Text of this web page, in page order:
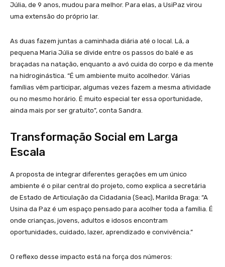
Júlia, de 9 anos, mudou para melhor. Para elas, a UsiPaz virou
uma extensão do próprio lar.
As duas fazem juntas a caminhada diária até o local. Lá, a
pequena Maria Júlia se divide entre os passos do balé e as
braçadas na natação, enquanto a avó cuida do corpo e da mente
na hidroginástica. “É um ambiente muito acolhedor. Várias
famílias vêm participar, algumas vezes fazem a mesma atividade
ou no mesmo horário. É muito especial ter essa oportunidade,
ainda mais por ser gratuito”, conta Sandra.
Transformação Social em Larga
Escala
A proposta de integrar diferentes gerações em um único
ambiente é o pilar central do projeto, como explica a secretária
de Estado de Articulação da Cidadania (Seac), Marilda Braga: “A
Usina da Paz é um espaço pensado para acolher toda a família. É
onde crianças, jovens, adultos e idosos encontram
oportunidades, cuidado, lazer, aprendizado e convivência.”
O reflexo desse impacto está na força dos números: